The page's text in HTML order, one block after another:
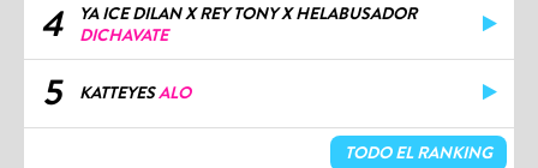
4
YA ICE DILAN X REY TONY X HELABUSADOR
DICHAVATE
5 KATTEYESALO
TODO EL RANKING